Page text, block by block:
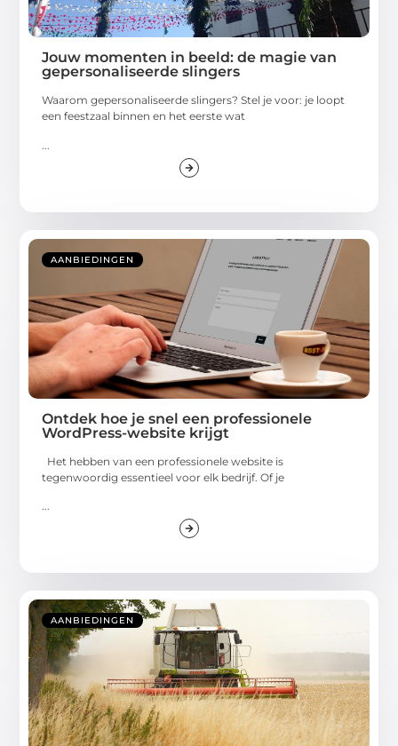
Jouw momenten in beeld: de magie van
gepersonaliseerde slingers
Waarom gepersonaliseerde slingers? Stel je voor: je loopt
een feestzaal binnen en het eerste wat
AANBIEDINGEN
Ontdek hoe je snel een professionele
WordPress-website krijgt
Het hebben van een professionele website is
tegenwoordig essentieel voor elk bedrijf. Of je
...
AANBIEDINGEN